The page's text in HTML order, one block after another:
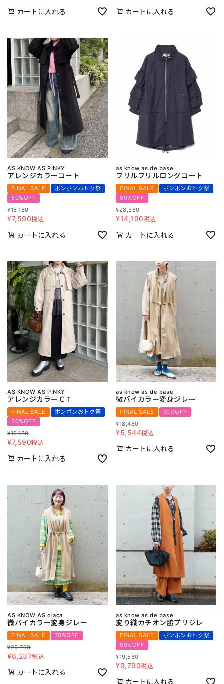
カートに入れる カートに入れる
AS KNOW AS PINKY
アレンジカラーコート
FINAL SALE
ボンボンおトク祭
50%OFF
¥15,180
¥7,590税込
カートに入れる
as know as de base
フリルフリルロングコート
FINAL SALE
ボンボンおトク祭
50%OFF
¥28,380
¥14,190税込
カートに入れる
AS KNOW AS PINKY
アレンジカラーＣＴ
FINAL SALE
ボンボンおトク祭
50%OFF
¥15,180
¥7,590税込
カートに入れる
as know as de base
微バイカラー変身ジレー
FINAL SALE
70%OFF
¥18,480
¥5,544税込
カートに入れる
AS KNOW AS olaca
微バイカラー変身ジレー
FINAL SALE
70%OFF
¥20,790
¥6,237税込
カートに入れる
as know as de base
変り織カチオン脇プリジレ
FINAL SALE
ボンボンおトク祭
50%OFF
¥19,580
¥9,790税込
カートに入れる